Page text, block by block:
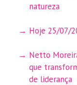
natureza
Hoje 25/07/
Netto
que
de liderança